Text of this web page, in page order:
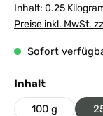
Inhalt: 0.25
Preise inkl. MwSt.
Sofort
Inhaltauswählen
100 g